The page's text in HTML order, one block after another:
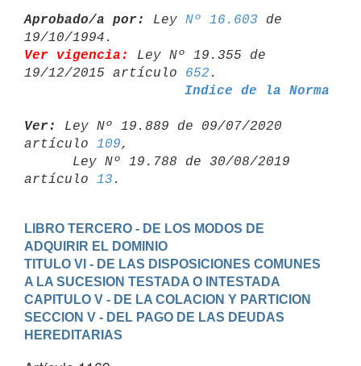
Aprobado/a por: Ley Nº 16.603 de
Ver vigencia:
Ley Nº 19.355 de
19/12/2015 artículo 652
Indice de la Norma
Ver:
Ley Nº 19.889 de 09/07/2020
artículo 109,
artículo 13
LIBRO TERCERO - DE LOS MODOS DE
ADQUIRIR EL DOMINIO
TITULO VI - DE LAS DISPOSICIONES COMUNES
A LA SUCESION TESTADA O INTESTADA
CAPITULO V - DE LA COLACION Y PARTICION
SECCION V - DEL PAGO DE LAS DEUDAS
HEREDITARIAS